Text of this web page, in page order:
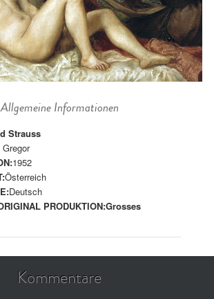
Allgemeine Informationen
Strauss
1952
Österreich
Deutsch
PRODUKTION:Grosses
Kommentare